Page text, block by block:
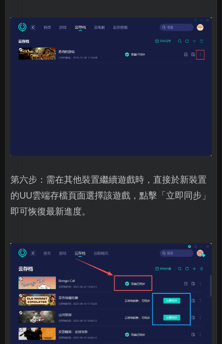
第六步：需在其他裝置繼續遊戲時，直接於新裝置
的UU雲端存檔頁面選擇該遊戲，點擊「立即同步」
即可恢復最新進度。